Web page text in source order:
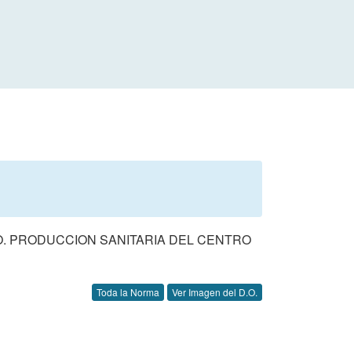
PRODUCCION SANITARIA DEL CENTRO
Toda la Norma Ver Imagen del D.O.